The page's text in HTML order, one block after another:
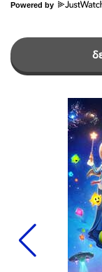
Powered by